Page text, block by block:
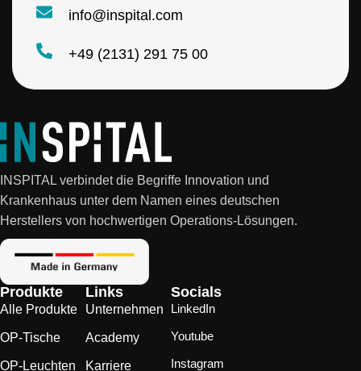
info@inspital.com
+49 (2131) 291 75 00
INSPITAL verbindet die Begriffe Innovation und
Krankenhaus unter dem Namen eines deutschen
Herstellers von hochwertigen Operations-Lösungen.
Produkte
Alle Produkte
OP-Tische
OP-Leuchten
Links
Unternehmen
Academy
Karriere
Socials
LinkedIn
Youtube
Instagram